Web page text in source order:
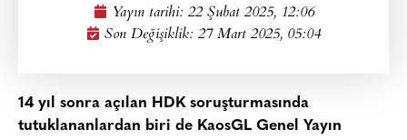
Yayın tarihi: 22 Şubat 2025, 12:06
Son Değişiklik: 27 Mart 2025, 05:04
14 yıl sonra açılan HDK soruşturmasında
tutuklananlardan biri de KaosGL Genel Yayın